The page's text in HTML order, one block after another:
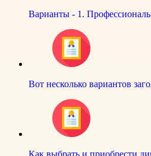
Варианты - 1.
Вот несколько вариантов
Как выбрать и приобрести